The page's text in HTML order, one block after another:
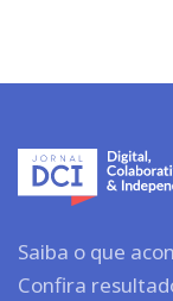
Saiba o que
Confira